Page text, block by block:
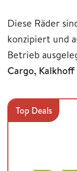
Diese Räder
konzipiert und
Betrieb
Cargo,
Top Deals